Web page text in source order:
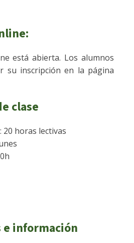
está abierta. Los alumnos
su inscripción en la página
clase
20 horas lectivas
información